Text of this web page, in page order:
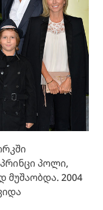
პოლი,
მუშაობდა. 2004